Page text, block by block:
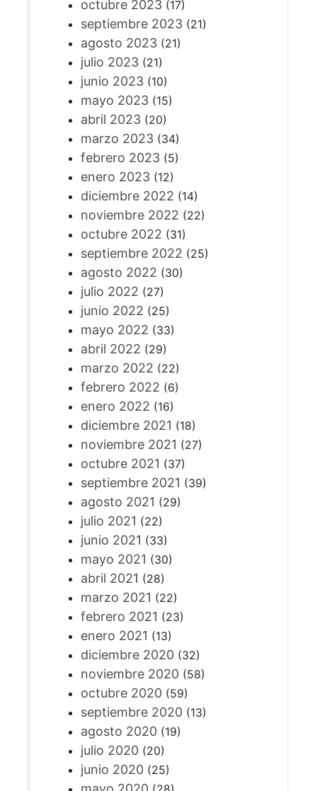
octubre 2023(17)
septiembre 2023(21)
agosto 2023(21)
julio 2023(21)
junio 2023(10)
mayo 2023(15)
abril 2023(20)
marzo 2023(34)
febrero 2023(5)
enero 2023(12)
diciembre 2022 (14)
noviembre 2022 (22)
octubre 2022 (31)
septiembre 2022 (25)
agosto 2022 (30)
julio 2022 (27)
junio 2022 (25)
mayo 2022 (33)
abril 2022 (29)
marzo 2022 (22)
febrero 2022 (6)
enero 2022 (16)
diciembre 2021 (18)
noviembre 2021 (27)
octubre 2021 (37)
septiembre 2021 (39)
agosto 2021 (29)
julio 2021 (22)
junio 2021 (33)
mayo 2021 (30)
abril 2021 (28)
marzo 2021 (22)
febrero 2021 (23)
enero 2021 (13)
diciembre 2020(32)
noviembre 2020(58)
octubre 2020(59)
septiembre 2020(13)
agosto 2020(19)
julio 2020(20)
junio 2020(25)